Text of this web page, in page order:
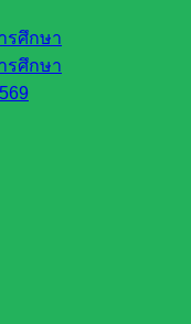
รศึกษา
รศึกษา
กรทางการศึกษา ฉบับปี
ของข้าราชการครูและ
รมข้าราชการครูและ
ำหนดให้ถือปฎิบัติ